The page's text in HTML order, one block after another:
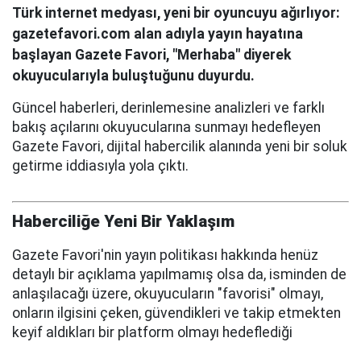
Türk internet medyası, yeni bir oyuncuyu ağırlıyor:
gazetefavori.com alan adıyla yayın hayatına
başlayan Gazete Favori, "Merhaba" diyerek
okuyucularıyla buluştuğunu duyurdu.
Güncel haberleri, derinlemesine analizleri ve farklı
bakış açılarını okuyucularına sunmayı hedefleyen
Gazete Favori, dijital habercilik alanında yeni bir soluk
getirme iddiasıyla yola çıktı.
Haberciliğe Yeni Bir Yaklaşım
Gazete Favori'nin yayın politikası hakkında henüz
detaylı bir açıklama yapılmamış olsa da, isminden de
anlaşılacağı üzere, okuyucuların "favorisi" olmayı,
onların ilgisini çeken, güvendikleri ve takip etmekten
keyif aldıkları bir platform olmayı hedeflediği